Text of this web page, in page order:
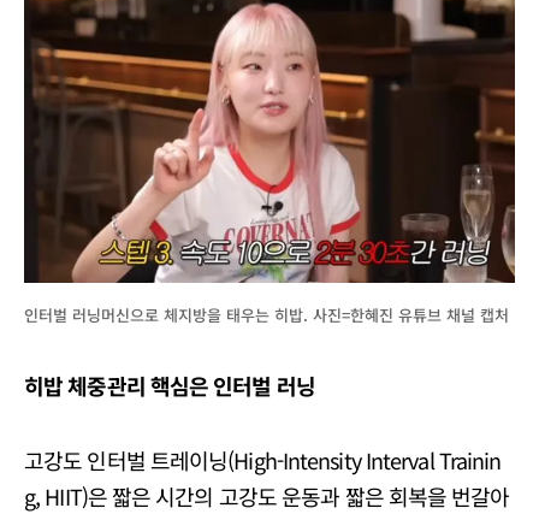
인터벌 러닝머신으로 체지방을 태우는 히밥. 사진=한혜진 유튜브 채널 캡처
히밥 체중관리 핵심은 인터벌 러닝
고강도 인터벌 트레이닝(High-Intensity Interval Trainin
g, HIIT)은 짧은 시간의 고강도 운동과 짧은 회복을 번갈아